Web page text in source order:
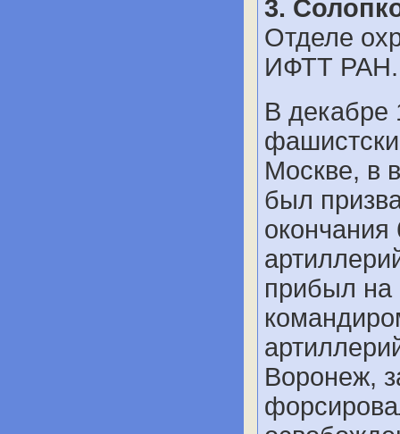
3.
Отделе
ИФТТ РАН.
В декабре
Москве, в
был
окончания
прибыл на
Воронеж,